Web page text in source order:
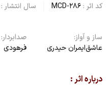
کد اثر : MCD-286 سال انتشار :
ساز و آواز:
عاشق‌ایمران حیدری
صدابردار:
فرهودی
درباره اثر :